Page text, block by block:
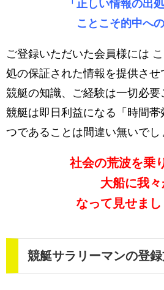
「正しい情報の出
ことこそ的中への
ご登録いただいた会員様には
処の保証された情報を提供さ
競艇の知識、ご経験は一切必要
競艇は即日利益になる「時間
つであることは間違い無いでし
社会の荒波を乗
大船に我
なって見せまし
競艇サラリーマンの登